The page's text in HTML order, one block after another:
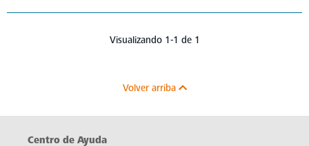
Visualizando 1-1 de 1
Volver arriba
Centro de Ayuda